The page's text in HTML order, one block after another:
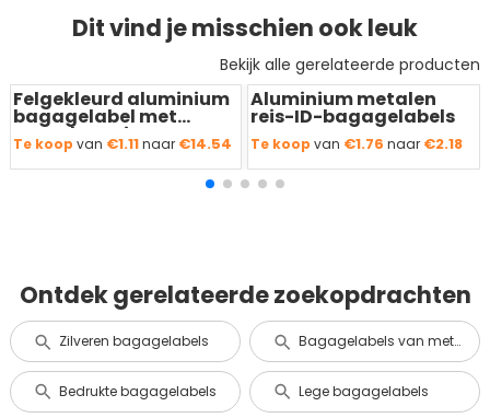
Dit vind je misschien ook leuk
Bekijk alle gerelateerde producten
Redden50 %
Felgekleurd aluminium
bagagelabel met
naamkaartje
Te koop van €1.11naar €14.54
Redden50 %
Aluminium metalen
reis-ID-bagagelabels
Te koop van €1.76naar €2.18
Ontdek gerelateerde zoekopdrachten
Zilveren bagagelabels Bagagelabels van metaal en aluminium
Bedrukte bagagelabels Lege bagagelabels